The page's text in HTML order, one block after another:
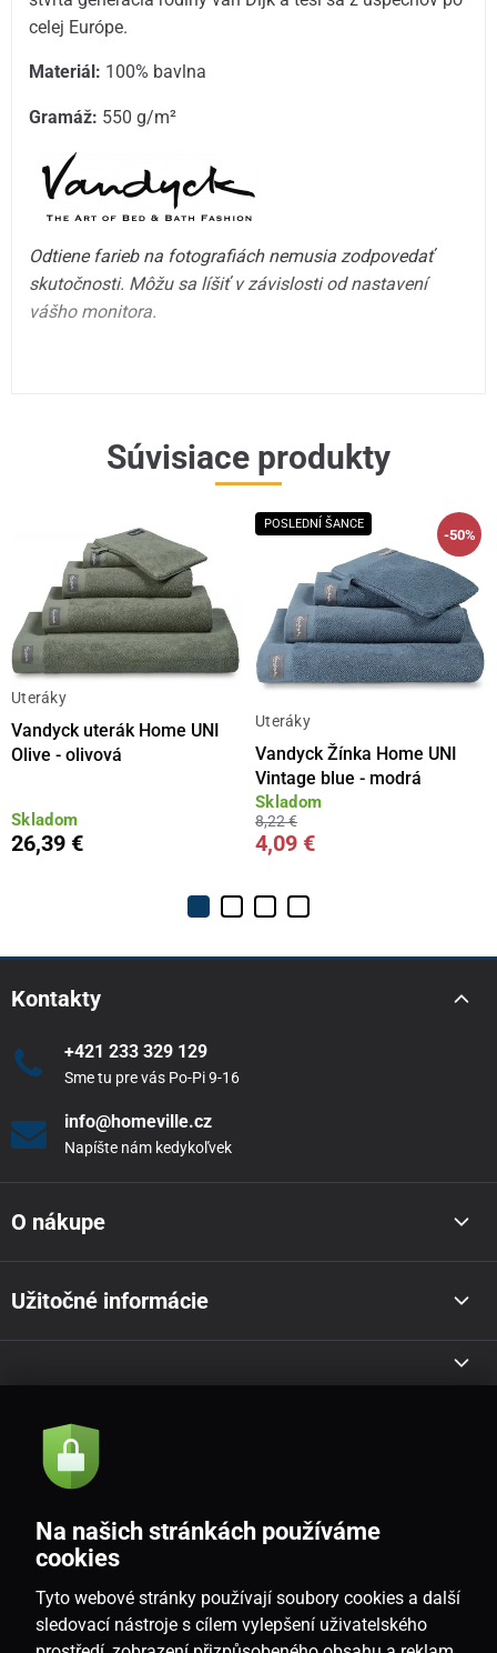
celej Európe.
Materiál: 100% bavlna
Gramáž: 550 g/m²
Odtiene farieb na fotografiách nemusia zodpovedať
skutočnosti. Môžu sa líšiť v závislosti od nastavení
vášho monitora.
Súvisiace produkty
Uteráky
Vandyck uterák Home UNI
Olive - olivová
Skladom
26,39 €
POSLEDNÍ ŠANCE
-50%
Uteráky
Vandyck Žínka Home UNI
Vintage blue - modrá
Skladom
8,22 €
4,09 €
Kontakty
+421 233 329 129
Sme tu pre vás Po-Pi 9-16
info@homeville.cz
Napíšte nám kedykoľvek
O nákupe
Užitočné informácie
Akcie a novinky e-mailom
Souhlasím sezásadami zpracování osobních údajů
Na našich stránkách používáme
cookies
Tyto webové stránky používají soubory cookies a další
sledovací nástroje s cílem vylepšení uživatelského